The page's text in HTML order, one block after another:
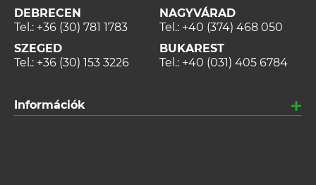
DEBRECEN
Tel.: +36 (30) 781 1783
SZEGED
Tel.: +36 (30) 153 3226
NAGYVÁRAD
Tel.: +40 (374) 468 050
BUKAREST
Tel.: +40 (031) 405 6784
Információk